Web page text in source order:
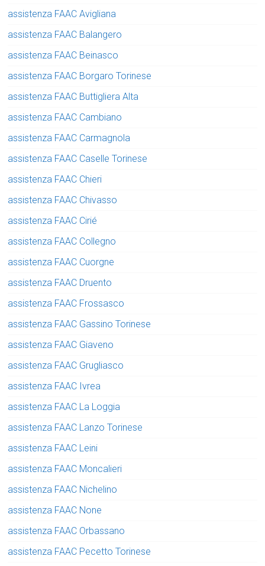
assistenza FAAC Avigliana
assistenza FAAC Balangero
assistenza FAAC Beinasco
assistenza FAAC Borgaro Torinese
assistenza FAAC Buttigliera Alta
assistenza FAAC Cambiano
assistenza FAAC Carmagnola
assistenza FAAC Caselle Torinese
assistenza FAAC Chieri
assistenza FAAC Chivasso
assistenza FAAC Cirié
assistenza FAAC Collegno
assistenza FAAC Cuorgne
assistenza FAAC Druento
assistenza FAAC Frossasco
assistenza FAAC Gassino Torinese
assistenza FAAC Giaveno
assistenza FAAC Grugliasco
assistenza FAAC Ivrea
assistenza FAAC La Loggia
assistenza FAAC Lanzo Torinese
assistenza FAAC Leini
assistenza FAAC Moncalieri
assistenza FAAC Nichelino
assistenza FAAC None
assistenza FAAC Orbassano
assistenza FAAC Pecetto Torinese